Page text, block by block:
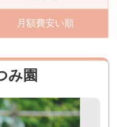
関係者の方へ
月額費安い順
み園